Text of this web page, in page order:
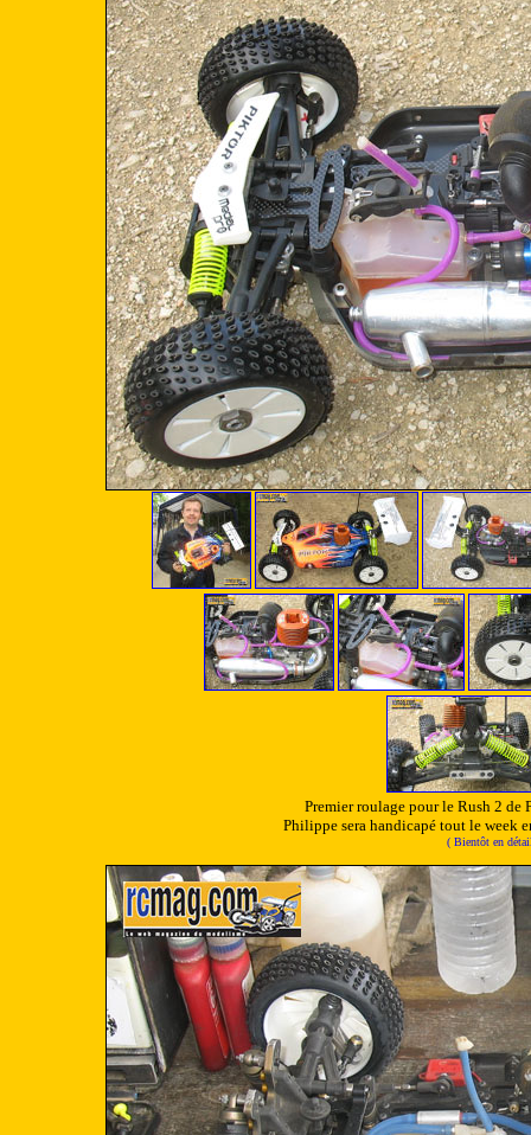
Premier roulage pour le Rush 2
Philippe sera handicapé tout le week
( Bientôt en